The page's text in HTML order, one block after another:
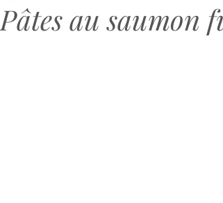
Pâtes au saumon